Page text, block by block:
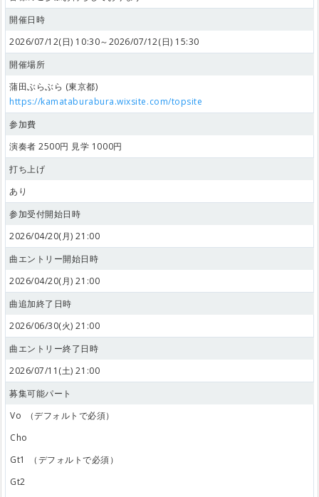
開催日時
2026/07/12(日) 10:30～2026/07/12(日) 15:30
開催場所
蒲田ぶらぶら (東京都)
https://kamataburabura.wixsite.com/topsite
参加費
演奏者 2500円 見学 1000円
打ち上げ
あり
参加受付開始日時
2026/04/20(月) 21:00
曲エントリー開始日時
2026/04/20(月) 21:00
曲追加終了日時
2026/06/30(火) 21:00
曲エントリー終了日時
2026/07/11(土) 21:00
募集可能パート
Vo
（デフォルトで必須）
Cho
Gt1
（デフォルトで必須）
Gt2